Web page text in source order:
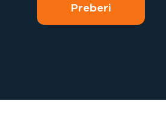
Preberi